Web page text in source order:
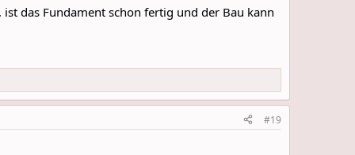
das Fundament schon fertig und der Bau kann
#19